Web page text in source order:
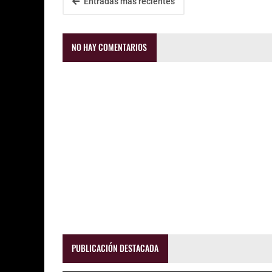
NO HAY COMENTARIOS
PUBLICACIÓN DESTACADA